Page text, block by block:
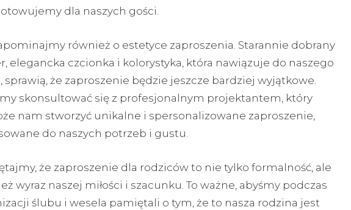
dla naszych gości.
również o estetyce zaproszenia. Starannie dobrany
elegancka czcionka i kolorystyka, która nawiązuje do naszego
sprawią, że zaproszenie będzie jeszcze bardziej wyjątkowe.
skonsultować się z profesjonalnym projektantem, który
nam stworzyć unikalne i spersonalizowane zaproszenie,
do naszych potrzeb i gustu.
że zaproszenie dla rodziców to nie tylko formalność, ale
wyraz naszej miłości i szacunku. To ważne, abyśmy podczas
ślubu i wesela pamiętali o tym, że to nasza rodzina jest